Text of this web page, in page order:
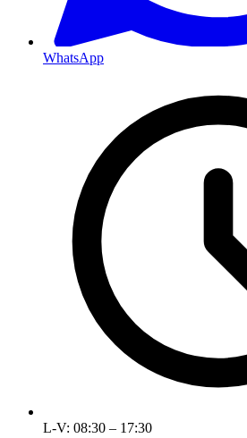
WhatsApp
L-V: 08:30 – 17:30